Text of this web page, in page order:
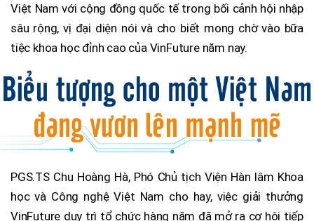
Việt Nam với cộng đồng quốc tế trong bối cảnh hội nhập
sâu rộng, vị đại diện nói và cho biết mong chờ vào bữa
tiệc khoa học đỉnh cao của VinFuture năm nay.
PGS.TS Chu Hoàng Hà, Phó Chủ tịch Viện Hàn lâm Khoa
học và Công nghệ Việt Nam cho hay, việc giải thưởng
VinFuture duy trì tổ chức hàng năm đã mở ra cơ hội tiếp